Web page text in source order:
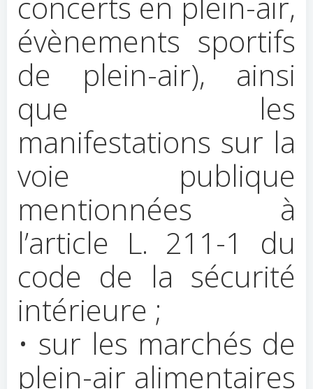
évènements sportifs
de plein-air), ainsi
que les
manifestations sur la
voie publique
mentionnées à
l’article L. 211-1 du
code de la sécurité
intérieure ;
• sur les marchés de
plein-air alimentaires